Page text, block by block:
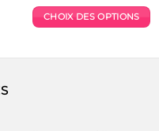
initial
était :
actuel
est :
CHOIX DES OPTIONS